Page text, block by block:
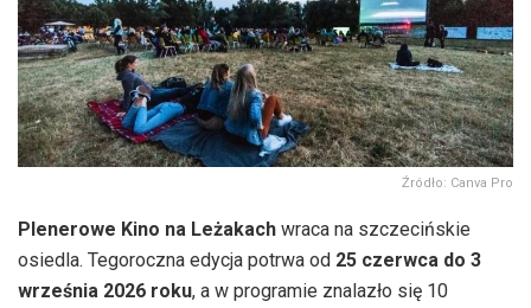
Źródło: Canva Pro
Plenerowe Kino na Leżakach wraca na szczecińskie
osiedla. Tegoroczna edycja potrwa od 25 czerwca do 3
września 2026 roku, a w programie znalazło się 10